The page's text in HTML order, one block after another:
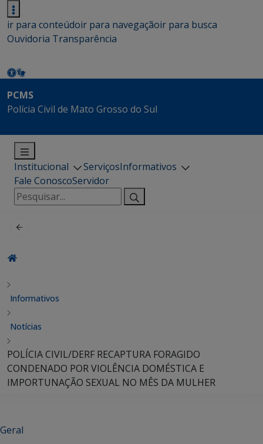
ir para conteúdoir para navegaçãoir para busca
Ouvidoria Transparência
PCMS
Polícia Civil de Mato Grosso do Sul
Institucional ServiçosInformativos
Fale ConoscoServidor
Pesquisar
por:
Informativos
Notícias
POLÍCIA CIVIL/DERF RECAPTURA FORAGIDO
CONDENADO POR VIOLÊNCIA DOMÉSTICA E
IMPORTUNAÇÃO SEXUAL NO MÊS DA MULHER
Geral